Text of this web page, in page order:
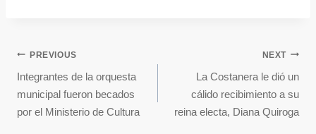
PREVIOUS
Integrantes de la orquesta
municipal fueron becados
por el Ministerio de Cultura
NEXT
La Costanera le dió un
cálido recibimiento a su
reina electa, Diana Quiroga